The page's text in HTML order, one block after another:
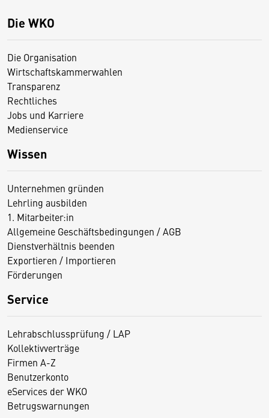
Die WKO
Die Organisation
Wirtschaftskammerwahlen
Transparenz
Rechtliches
Jobs und Karriere
Medienservice
Wissen
Unternehmen gründen
Lehrling ausbilden
1. Mitarbeiter:in
Allgemeine Geschäftsbedingungen / AGB
Dienstverhältnis beenden
Exportieren / Importieren
Förderungen
Service
Lehrabschlussprüfung / LAP
Kollektivverträge
Firmen A-Z
Benutzerkonto
eServices der WKO
Betrugswarnungen